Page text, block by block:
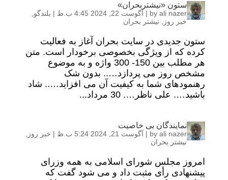
ستون «نیشتربحران»
byali nazer
| آگوست 22, 2024 4:45 ب.ظ | بلندگو
خبر روز
نیشتر بحران
ستون جدیدی در سایت بحران آغاز به فعالیت
کرده که از ویژگی بخصوصی برخودار است. متن
هر مطلب بین 150- 300 واژه و به موضوع
مشخص روز می پردازد….. بدون شک
رهنمودهای شما به کیفیت آن می افزاید….. شاد
باشید…. علی ناظر…. 30 مرداد...
نمایندگان بی خاصیت
byali nazer
| آگوست 21, 2024 5:24 ب.ظ | خبر روز
نیشتر بحران
امروز مجلس شورای اسلامی به همه وزرای
پیشنهادی رأی مثبت داد و می شود گفت که